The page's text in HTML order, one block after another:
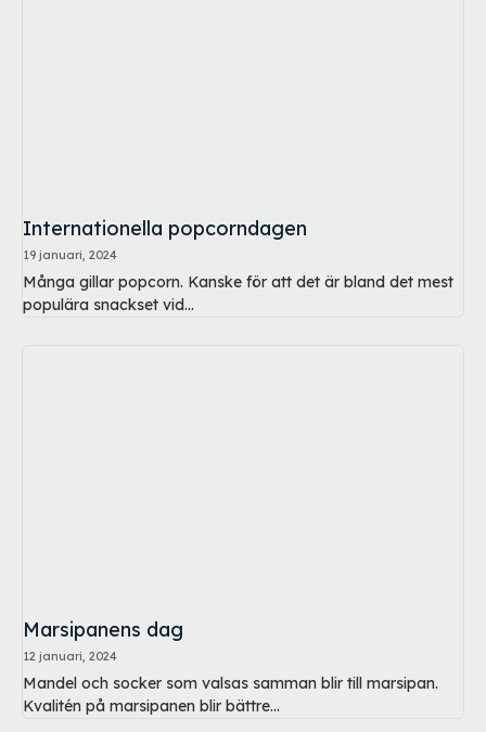
Internationella popcorndagen
19 januari, 2024
Många gillar popcorn. Kanske för att det är bland det mest
populära snackset vid...
Marsipanens dag
12 januari, 2024
Mandel och socker som valsas samman blir till marsipan.
Kvalitén på marsipanen blir bättre...